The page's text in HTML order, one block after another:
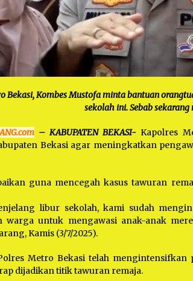
Bekasi, Kombes Mustofa minta bantuan
sekolah ini. Sebab
– KABUPATEN BEKASI-Kapolres
Bekasi agar meningkatkan
guna mencegah kasus tawuran
libur sekolah, kami sudah
warga untuk mengawasi anak-anak
Kamis (3/7/2025).
Metro Bekasi telah
dijadikan titik tawuran remaja.